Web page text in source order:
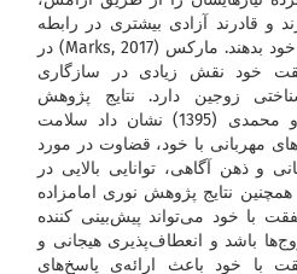
و قادرند آزادی بیشتری در رابطه
بدون کنترل اضافی به همسر خود بدهند. مارکس (Marks, 2017) در
خود نقش زیادی در سازگاری
زوجین دارد. نتایج پژوهش
قزلسفلو، جزایری، بهرامی و محمدی (1395) نشان داد سلامت
مهربانی با خود، قضاوت در مورد
و ذهن آگاهی، توانایی بالایی در
نتایج پژوهش نوری امامزاده
داد شفقت با خود می‌تواند پیش‌بینی کننده
باشد و انعطاف‌پذیری هیجانی و
با خود باعث ارائه‌ی پاسخ‌های